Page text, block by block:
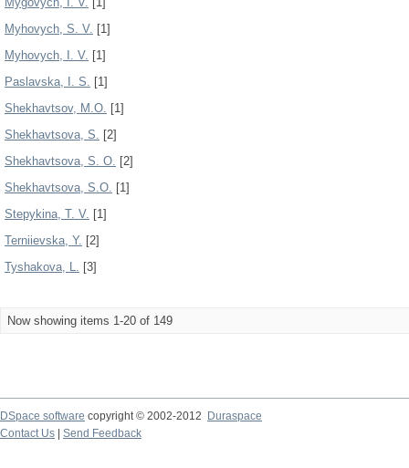
Myhovych, S. V. [1]
Myhovych, І. V. [1]
Paslavska, I. S. [1]
Shekhavtsov, M.O. [1]
Shekhavtsova, S. [2]
Shekhavtsova, S. O. [2]
Shekhavtsova, S.O. [1]
Stepykina, T. V. [1]
Terniievska, Y. [2]
Tyshakova, L. [3]
Now showing items 1-20 of 149
DSpace software copyright © 2002-2012
Duraspace
Contact Us
Send Feedback